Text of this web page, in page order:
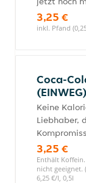
3,25 €
inkl. Pfand
Coca-
(EINWEG)
Keine
Liebhaber,
3,25 €
Enthält
nicht geeignet.
6,25 €/l, 0,5l